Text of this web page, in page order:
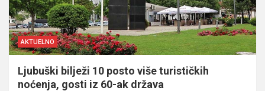
AKTUELNO
Ljubuški bilježi 10 posto više turističkih
noćenja, gosti iz 60-ak država